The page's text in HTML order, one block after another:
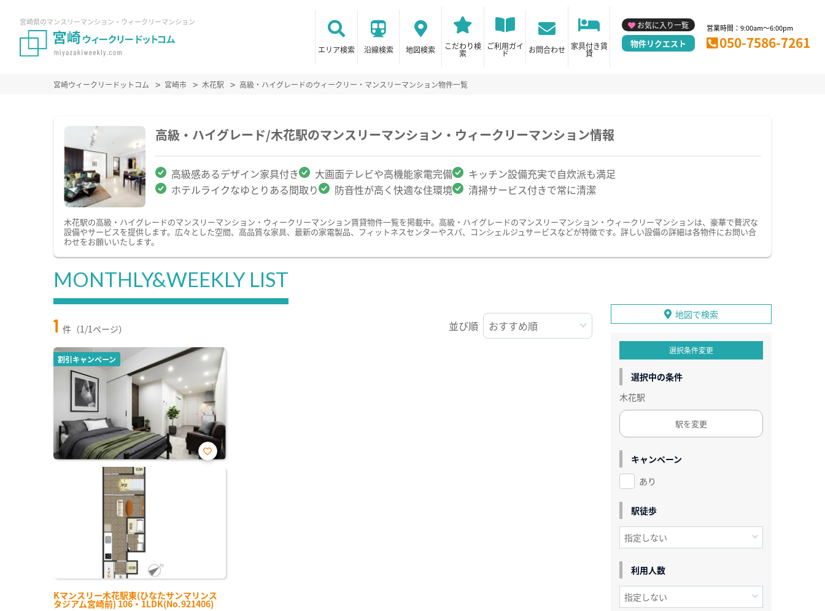
宮崎県のマンスリーマンション・ウィークリーマンション
エリア検索 沿線検索 地図検索 こだわり検
索
ご利用ガイ
ド お問合わせ 家具付き賃
貸
お気に入り一覧
物件リクエスト
営業時間：9:00am～6:00pm
050-7586-7261
宮崎ウィークリードットコム 宮崎市 木花駅 高級・ハイグレードのウィークリー・マンスリーマンション物件一覧
高級・ハイグレード/木花駅のマンスリーマンション・ウィークリーマンション情報
高級感あるデザイン家具付き 大画面テレビや高機能家電完備
キッチン設備充実で自炊派も満足
ホテルライクなゆとりある間取り
防音性が高く快適な住環境 清掃サービス付きで常に清潔
木花駅の高級・ハイグレードのマンスリーマンション・ウィークリーマンション賃貸物件一覧を掲載中。高級・ハイグレードのマンスリーマンション・ウィークリーマンションは、豪華で贅沢な
設備やサービスを提供します。広々とした空間、高品質な家具、最新の家電製品、フィットネスセンターやスパ、コンシェルジュサービスなどが特徴です。詳しい設備の詳細は各物件にお問い合
わせをお願いいたします。
MONTHLY&WEEKLY LIST
1 件（1/1ページ） 並び順
割引キャンペーン
Kマンスリー木花駅東(ひなたサンマリンス
タジアム宮崎前) 106・1LDK(No.921406)
お気
地図で検索
選択条件変更
選択中の条件
木花駅
駅を変更
キャンペーン
あり
駅徒歩
利用人数